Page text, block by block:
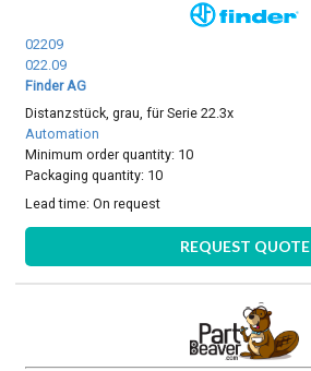
02209
022.09
Finder AG
Distanzstück, grau, für Serie 22.3x
Automation
Minimum order quantity: 10
Packaging quantity: 10
Lead time:On request
REQUEST QUOTE